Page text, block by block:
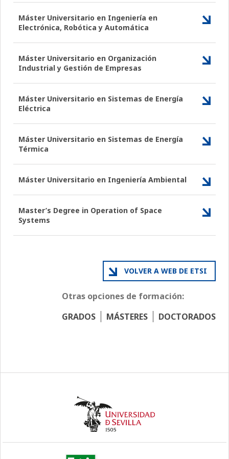
Máster Universitario en Ingeniería en
Electrónica, Robótica y Automática
Máster Universitario en Organización
Industrial y Gestión de Empresas
Máster Universitario en Sistemas de Energía
Eléctrica
Máster Universitario en Sistemas de Energía
Térmica
Máster Universitario en Ingeniería Ambiental
Master’s Degree in Operation of Space
Systems
VOLVER A WEB DE ETSI
Otras opciones de formación:
GRADOS
MÁSTERES DOCTORADOS